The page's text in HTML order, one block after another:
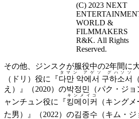
(C) 2023 NEXT
WORLD &
FILMMAKERS
R&K. All Rights
Reserved.
その他、ジンスクが服役中の2年間に
（ドリ）役に『다만 악에서 구하소서
タマン アゲソ グハソソ
え）』（2020）の박정민（パク・ジ
ャンチュン役に『킹메이커
キンメイコ
（キング
た男）』（2022）の김종수（キム・